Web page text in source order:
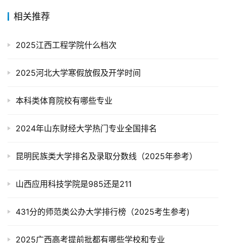
相关推荐
2025江西工程学院什么档次
2025河北大学寒假放假及开学时间
本科类体育院校有哪些专业
2024年山东财经大学热门专业全国排名
昆明民族类大学排名及录取分数线（2025年参考）
山西应用科技学院是985还是211
431分的师范类公办大学排行榜（2025考生参考)
2025广西高考提前批都有哪些学校和专业